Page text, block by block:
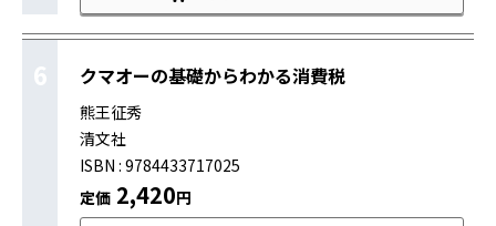
6 クマオーの基礎からわかる消費税
熊王征秀
清文社
ISBN : 9784433717025
定価 2,420円